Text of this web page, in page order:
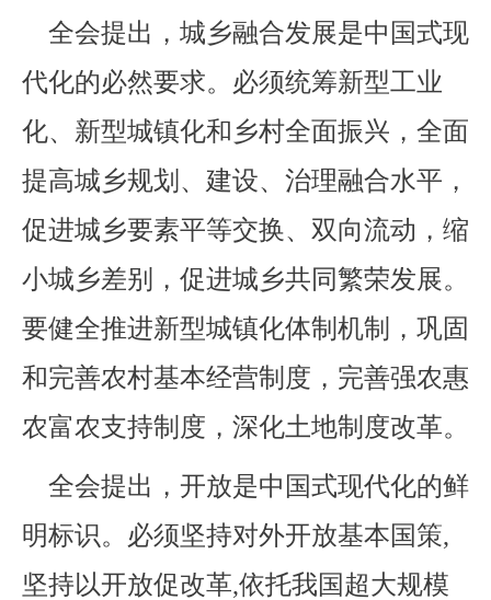
全会提出，城乡融合发展是中国式现
代化的必然要求。必须统筹新型工业
化、新型城镇化和乡村全面振兴，全面
提高城乡规划、建设、治理融合水平，
促进城乡要素平等交换、双向流动，缩
小城乡差别，促进城乡共同繁荣发展。
要健全推进新型城镇化体制机制，巩固
和完善农村基本经营制度，完善强农惠
农富农支持制度，深化土地制度改革。
全会提出，开放是中国式现代化的鲜
明标识。必须坚持对外开放基本国策,
坚持以开放促改革,依托我国超大规模